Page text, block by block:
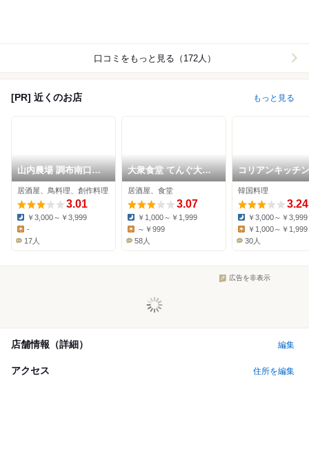
口コミをもっと見る（172人）
[PR] 近くのお店 もっと見る
山内農場 調布南口駅
前店
居酒屋、鳥料理、創作料理
3.01
Dinner:
￥3,000～￥3,999
-
17人
大衆食堂 てんぐ大ホ
ール 仙川店
居酒屋、食堂
3.07
Dinner:
￥1,000～￥1,999
～￥999
58人
コリアンキッチ
ン！
韓国料理
3.24
Dinner:
￥3,000～￥3,999
￥1,000～￥1,999
30人
広告を非表示
店舗情報（詳細） 編集
アクセス 住所を編集